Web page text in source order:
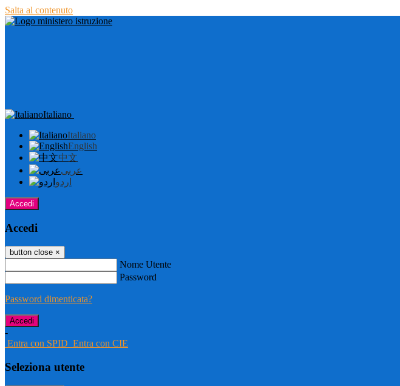
Salta al contenuto
Italiano
Italiano
English
中文
عربى
اردو
Accedi
Accedi
button close ×
Nome Utente
Password
Password dimenticata?
-
Entra con SPID Entra con CIE
Seleziona utente